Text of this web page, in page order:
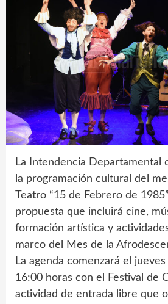
La Intendencia Departamental
la programación cultural del
Teatro “15 de Febrero de
propuesta que incluirá cine,
formación artística y
marco del Mes de la
La agenda comenzará el
16:00 horas con el Festival de
actividad de entrada libre que